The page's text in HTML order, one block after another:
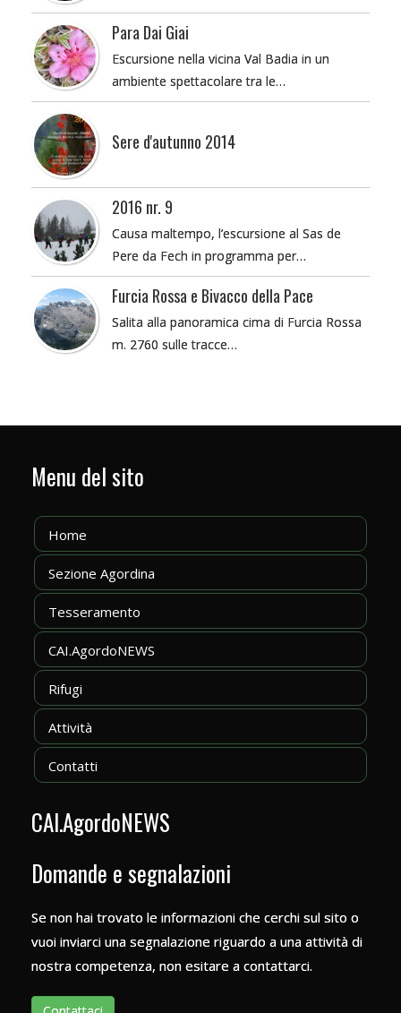
Para Dai Giai
Escursione nella vicina Val Badia in un
ambiente spettacolare tra le…
Sere d'autunno 2014
2016 nr. 9
Causa maltempo, l’escursione al Sas de
Pere da Fech in programma per…
Furcia Rossa e Bivacco della Pace
Salita alla panoramica cima di Furcia Rossa
m. 2760 sulle tracce…
Menu del sito
Home
Sezione Agordina
Tesseramento
CAI.AgordoNEWS
Rifugi
Attività
Contatti
CAI.AgordoNEWS
Domande e segnalazioni
Se non hai trovato le informazioni che cerchi sul sito o
vuoi inviarci una segnalazione riguardo a una attività di
nostra competenza, non esitare a contattarci.